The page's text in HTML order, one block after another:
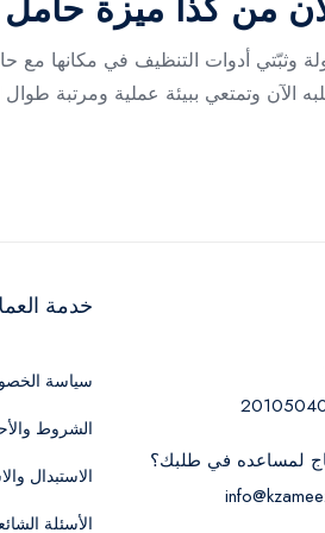
وثبّتي أدوات التنظيف في مكانها
الآن وتمتعي ببيئة عملية ومرتبة
لمساعده في طلبك؟
خدمة
سياسة
الشروط
الاستبدال
الأسئلة